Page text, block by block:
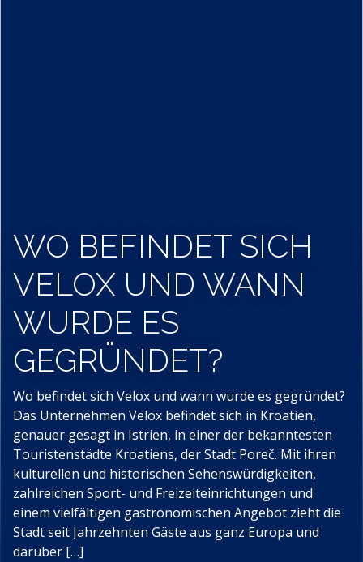
WO BEFINDET SICH
VELOX UND WANN
WURDE ES
GEGRÜNDET?
Wo befindet sich Velox und wann wurde es gegründet?
Das Unternehmen Velox befindet sich in Kroatien,
genauer gesagt in Istrien, in einer der bekanntesten
Touristenstädte Kroatiens, der Stadt Poreč. Mit ihren
kulturellen und historischen Sehenswürdigkeiten,
zahlreichen Sport- und Freizeiteinrichtungen und
einem vielfältigen gastronomischen Angebot zieht die
Stadt seit Jahrzehnten Gäste aus ganz Europa und
darüber […]